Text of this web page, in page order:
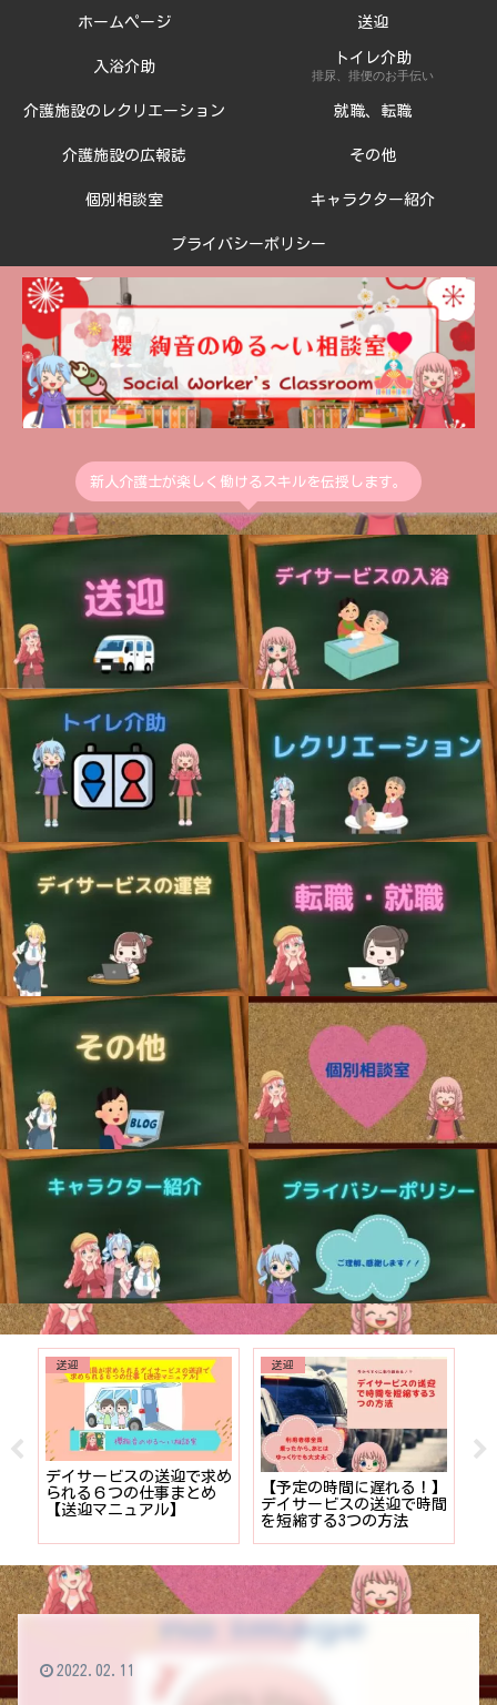
新人介護士が楽しく働けるスキルを伝授します。
ホームページ 送迎
入浴介助
トイレ介助
排尿、排便のお手伝い
介護施設のレクリエーション 就職、転職
介護施設の広報誌 その他
個別相談室 キャラクター紹介
プライバシーポリシー
送迎
デイサービスの送迎で求め
られる６つの仕事まとめ
【送迎マニュアル】
送迎
【予定の時間に遅れる！】
デイサービスの送迎で時間
を短縮する3つの方法
2022.02.11